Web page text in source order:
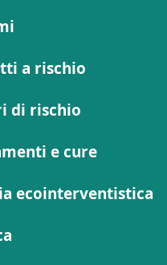
a rischio
di rischio
e cure
ecointerventistica